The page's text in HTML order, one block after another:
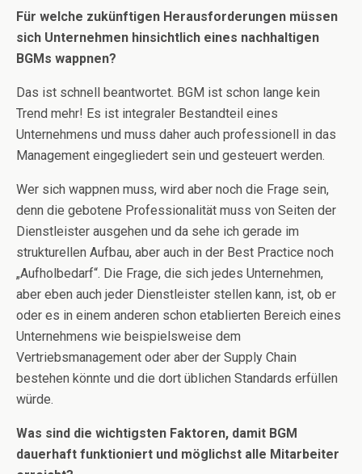
Für welche zukünftigen Herausforderungen müssen
sich Unternehmen hinsichtlich eines nachhaltigen
BGMs wappnen?
Das ist schnell beantwortet. BGM ist schon lange kein
Trend mehr! Es ist integraler Bestandteil eines
Unternehmens und muss daher auch professionell in das
Management eingegliedert sein und gesteuert werden.
Wer sich wappnen muss, wird aber noch die Frage sein,
denn die gebotene Professionalität muss von Seiten der
Dienstleister ausgehen und da sehe ich gerade im
strukturellen Aufbau, aber auch in der Best Practice noch
„Aufholbedarf“. Die Frage, die sich jedes Unternehmen,
aber eben auch jeder Dienstleister stellen kann, ist, ob er
oder es in einem anderen schon etablierten Bereich eines
Unternehmens wie beispielsweise dem
Vertriebsmanagement oder aber der Supply Chain
bestehen könnte und die dort üblichen Standards erfüllen
würde.
Was sind die wichtigsten Faktoren, damit BGM
dauerhaft funktioniert und möglichst alle Mitarbeiter